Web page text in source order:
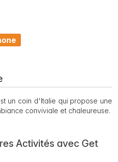
un coin d'Italie qui propose une
conviviale et chaleureuse.
Activités avec Get